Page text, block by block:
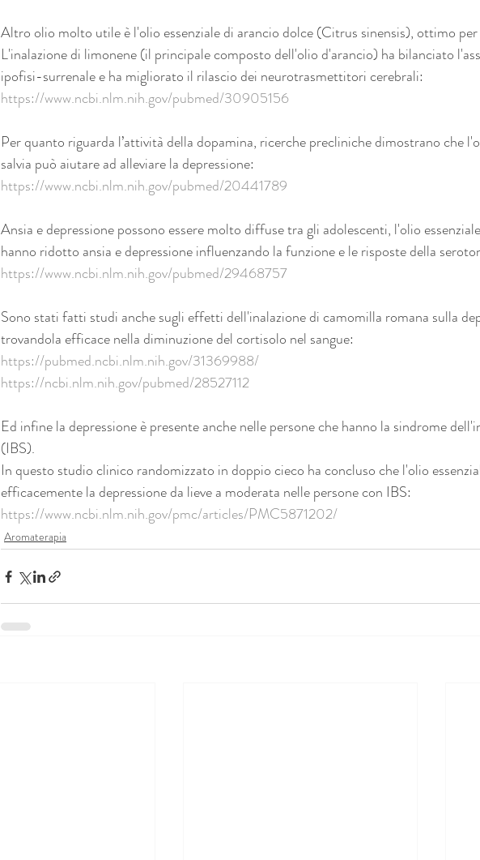
Altro olio molto utile è l'olio essenziale di arancio dolce (Citrus sinensis), ottimo per
L'inalazione di limonene (il principale composto dell'olio d'arancio) ha bilanciato
ipofisi-surrenale e ha migliorato il rilascio dei neurotrasmettitori cerebrali:
https://www.ncbi.nlm.nih.gov/pubmed/30905156
Per quanto riguarda l’attività della dopamina, ricerche precliniche dimostrano che
salvia può aiutare ad alleviare la depressione:
https://www.ncbi.nlm.nih.gov/pubmed/20441789
Ansia e depressione possono essere molto diffuse tra gli adolescenti, l'olio
hanno ridotto ansia e depressione influenzando la funzione e le risposte della
https://www.ncbi.nlm.nih.gov/pubmed/29468757
Sono stati fatti studi anche sugli effetti dell'inalazione di camomilla romana sulla
trovandola efficace nella diminuzione del cortisolo nel sangue:
https://pubmed.ncbi.nlm.nih.gov/31369988/
https://ncbi.nlm.nih.gov/pubmed/28527112
Ed infine la depressione è presente anche nelle persone che hanno la sindrome
(IBS).
In questo studio clinico randomizzato in doppio cieco ha concluso che l'olio
efficacemente la depressione da lieve a moderata nelle persone con IBS:
https://www.ncbi.nlm.nih.gov/pmc/articles/PMC5871202/
Aromaterapia